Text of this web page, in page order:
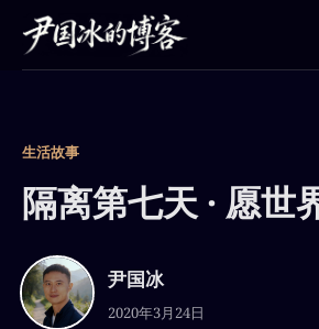
生活故事
隔离第七天 · 愿世
尹国冰
2020年3月24日